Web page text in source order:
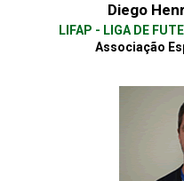
Diego
LIFAP - LIGA DE
Associação